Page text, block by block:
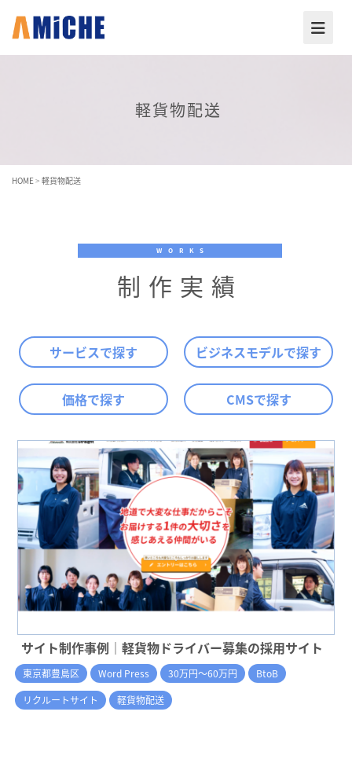
軽貨物配送
HOME> 軽貨物配送
WORKS
制作実績
サービスで探す ビジネスモデルで探す
価格で探す CMSで探す
サイト制作事例｜軽貨物ドライバー募集の採用サイト
東京都豊島区 Word Press 30万円～60万円
BtoB
リクルートサイト
軽貨物配送